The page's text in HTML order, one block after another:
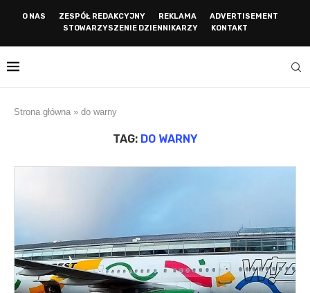
O NAS ZESPÓŁ REDAKCYJNY REKLAMA
ADVERTISEMENT
STOWARZYSZENIE DZIENNIKARZY
KONTAKT
Strona główna » do warny
TAG: DO WARNY